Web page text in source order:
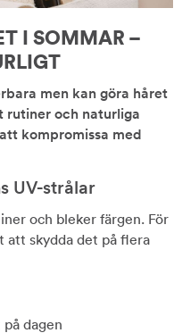
I SOMMAR –
men kan göra håret
och naturliga
kompromissa med
UV-strålar
och bleker färgen. För
att skydda det på flera
dagen